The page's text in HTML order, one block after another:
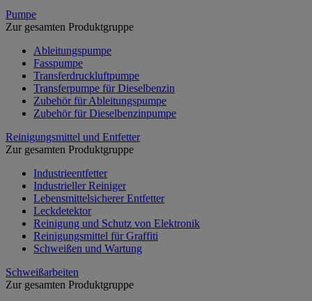
Pumpe
Zur gesamten Produktgruppe
Ableitungspumpe
Fasspumpe
Transferdruckluftpumpe
Transferpumpe für Dieselbenzin
Zubehör für Ableitungspumpe
Zubehör für Dieselbenzinpumpe
Reinigungsmittel und Entfetter
Zur gesamten Produktgruppe
Industrieentfetter
Industrieller Reiniger
Lebensmittelsicherer Entfetter
Leckdetektor
Reinigung und Schutz von Elektronik
Reinigungsmittel für Graffiti
Schweißen und Wartung
Schweißarbeiten
Zur gesamten Produktgruppe